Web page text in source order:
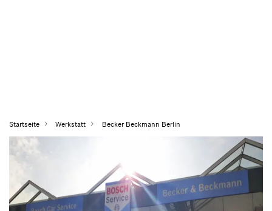
Startseite Werkstatt Becker Beckmann Berlin